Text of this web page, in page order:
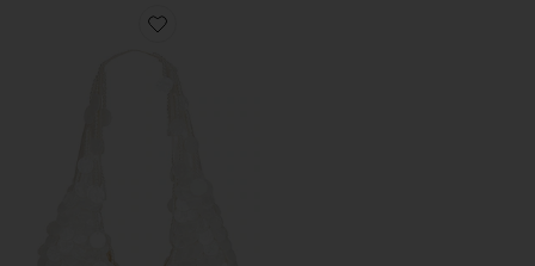
Favorite BOLSO LILAH